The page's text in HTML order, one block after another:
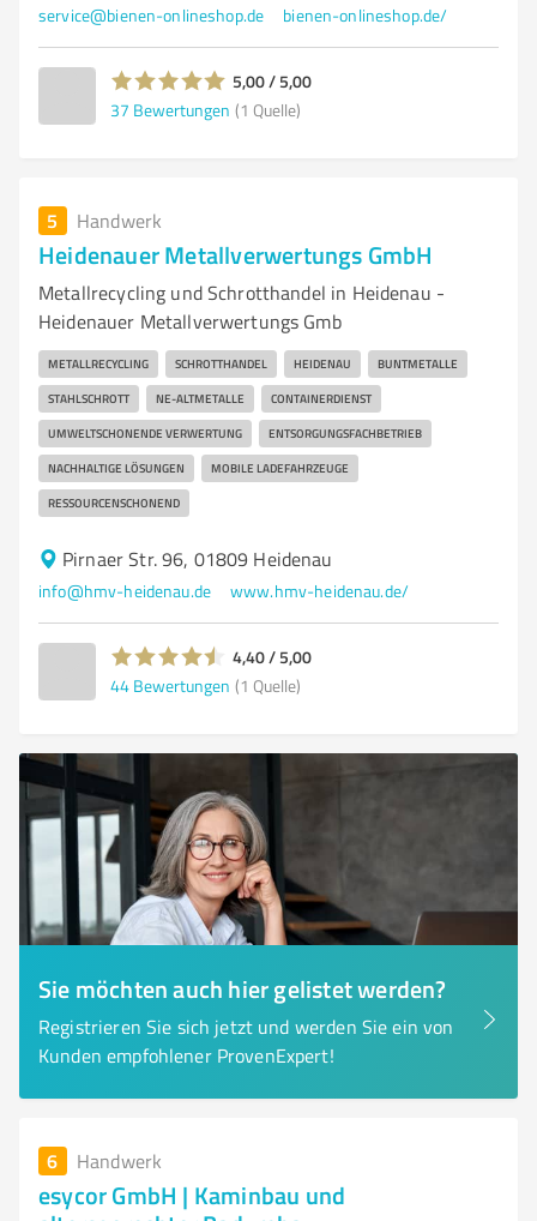
service@bienen-onlineshop.de bienen-onlineshop.de/
5,00 / 5,00
37 Bewertungen (1 Quelle)
5 Handwerk
Heidenauer Metallverwertungs GmbH
Metallrecycling und Schrotthandel in Heidenau -
Heidenauer Metallverwertungs Gmb
METALLRECYCLING SCHROTTHANDEL HEIDENAU BUNTMETALLE
STAHLSCHROTT NE-ALTMETALLE CONTAINERDIENST
UMWELTSCHONENDE VERWERTUNG ENTSORGUNGSFACHBETRIEB
NACHHALTIGE LÖSUNGEN MOBILE LADEFAHRZEUGE
RESSOURCENSCHONEND
Pirnaer Str. 96, 01809 Heidenau
info@hmv-heidenau.de www.hmv-heidenau.de/
4,40 / 5,00
44 Bewertungen (1 Quelle)
Sie möchten auch hier gelistet werden?
Registrieren Sie sich jetzt und werden Sie ein von
Kunden empfohlener ProvenExpert!
6 Handwerk
esycor GmbH | Kaminbau und